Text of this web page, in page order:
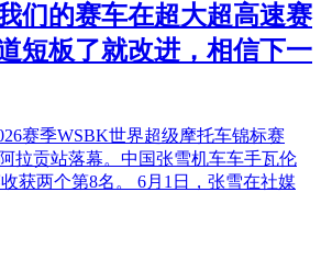
们的赛车在超大超高速赛
短板了就改进，相信下一
赛季WSBK世界超级摩托车锦标赛
拉贡站落幕。中国张雪机车车手瓦伦
获两个第8名。 6月1日，张雪在社媒